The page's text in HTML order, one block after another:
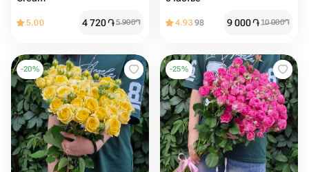
5.00 4 720֏5 900֏ 4.9398 9 000֏10 000֏
-20% -25%